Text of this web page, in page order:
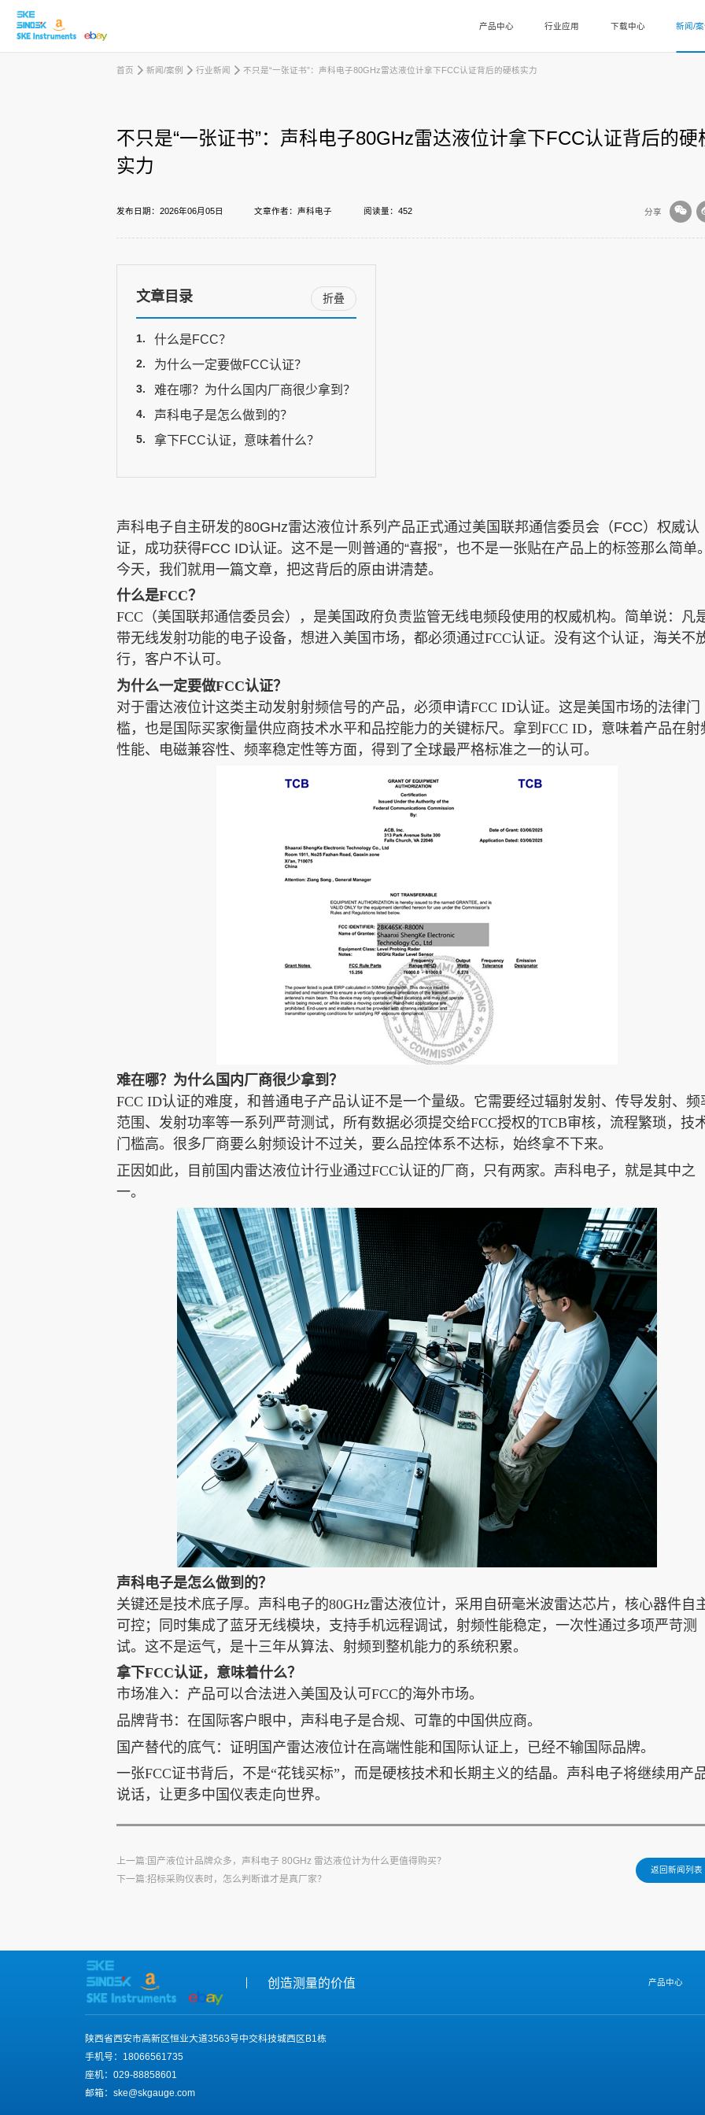
产品中心 行业应用 下载中心 新闻/
雷达水位计 雷达水位计
首页 新闻/案例 行业新闻 不只是“一张证书”：声科电子80GHz雷达液位计拿下FCC认证背后的硬核实力
不只是“一张证书”：声科电子80GHz雷达液位计拿下FCC认证背后的硬
实力
发布日期：2026年06月05日 文章作者：声科电子 阅读量：452 分享
文章目录 折叠
什么是FCC？
为什么一定要做FCC认证？
难在哪？为什么国内厂商很少拿到？
声科电子是怎么做到的？
拿下FCC认证，意味着什么？
声科电子自主研发的80GHz雷达液位计系列产品正式通过美国联邦通信委员会（FCC）权威认
证，成功获得FCC ID认证。这不是一则普通的“喜报”，也不是一张贴在产品上的标签那么简单
今天，我们就用一篇文章，把这背后的原由讲清楚。
什么是FCC？
FCC（美国联邦通信委员会），是美国政府负责监管无线电频段使用的权威机构。简单说：凡
带无线发射功能的电子设备，想进入美国市场，都必须通过FCC认证。没有这个认证，海关不
行，客户不认可。
为什么一定要做FCC认证？
对于雷达液位计这类主动发射射频信号的产品，必须申请FCC ID认证。这是美国市场的法律门
槛，也是国际买家衡量供应商技术水平和品控能力的关键标尺。拿到FCC ID，意味着产品在射
性能、电磁兼容性、频率稳定性等方面，得到了全球最严格标准之一的认可。
难在哪？为什么国内厂商很少拿到？
FCC ID认证的难度，和普通电子产品认证不是一个量级。它需要经过辐射发射、传导发射、频
范围、发射功率等一系列严苛测试，所有数据必须提交给FCC授权的TCB审核，流程繁琐，技
门槛高。很多厂商要么射频设计不过关，要么品控体系不达标，始终拿不下来。
正因如此，目前国内雷达液位计行业通过FCC认证的厂商，只有两家。声科电子，就是其中之
一。
声科电子是怎么做到的？
关键还是技术底子厚。声科电子的80GHz雷达液位计，采用自研毫米波雷达芯片，核心器件自
可控；同时集成了蓝牙无线模块，支持手机远程调试，射频性能稳定，一次性通过多项严苛测
试。这不是运气，是十三年从算法、射频到整机能力的系统积累。
拿下FCC认证，意味着什么？
市场准入：产品可以合法进入美国及认可FCC的海外市场。
品牌背书：在国际客户眼中，声科电子是合规、可靠的中国供应商。
国产替代的底气：证明国产雷达液位计在高端性能和国际认证上，已经不输国际品牌。
一张FCC证书背后，不是“花钱买标”，而是硬核技术和长期主义的结晶。声科电子将继续用产
说话，让更多中国仪表走向世界。
上一篇:国产液位计品牌众多，声科电子 80GHz 雷达液位计为什么更值得购买？
下一篇:招标采购仪表时，怎么判断谁才是真厂家？
返回新闻列表
创造测量的价值 产品中心
陕西省西安市高新区恒业大道3563号中交科技城西区B1栋
手机号：18066561735
座机：029-88858601
邮箱：ske@skgauge.com